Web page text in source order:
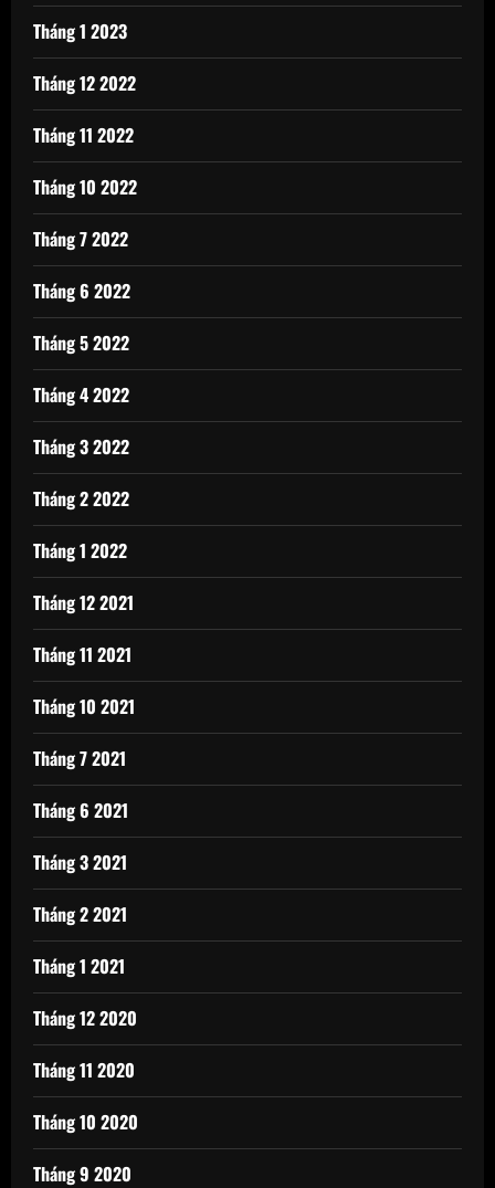
Tháng 1 2023
Tháng 12 2022
Tháng 11 2022
Tháng 10 2022
Tháng 7 2022
Tháng 6 2022
Tháng 5 2022
Tháng 4 2022
Tháng 3 2022
Tháng 2 2022
Tháng 1 2022
Tháng 12 2021
Tháng 11 2021
Tháng 10 2021
Tháng 7 2021
Tháng 6 2021
Tháng 3 2021
Tháng 2 2021
Tháng 1 2021
Tháng 12 2020
Tháng 11 2020
Tháng 10 2020
Tháng 9 2020